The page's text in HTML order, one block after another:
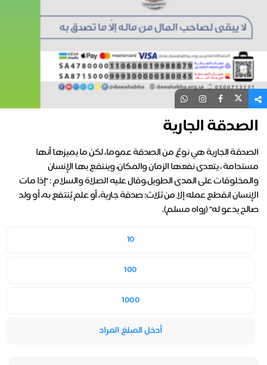
الصدقة الجارية
الصدقة الجارية هي نوعٌ من الصدقة عموما، لكن ما يميزها أنها
مستدامة ، يتعدى نفعها الزمان والمكان، وينتفع بها الإنسان
والمخلوقات على المدى الطويل.وقال عليه الصلاة والسلام : “إذا مات
الإنسان انقطع عمله إلا من ثلاث:‏ صدقة جارية، أو علم يُنتفع به، أو ولد
صالح يدعو له‏” (‏رواه مسلم).
10
100
1000
أدخل المبلغ المراد